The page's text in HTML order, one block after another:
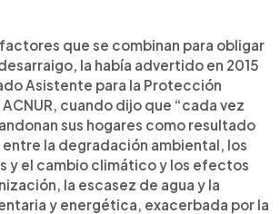
que se combinan para obligar
la había advertido en 2015
Asistente para la Protección
cuando dijo que “cada vez
sus hogares como resultado
la degradación ambiental, los
y el cambio climático y los efectos
la escasez de agua y la
y energética, exacerbada por la